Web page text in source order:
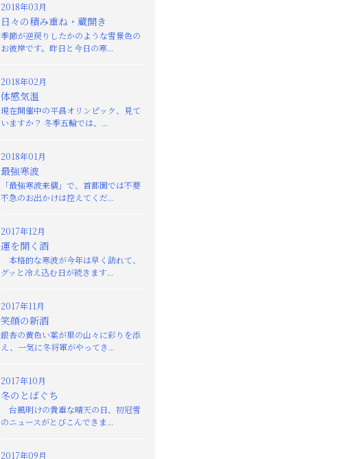
2018年03月
日々の積み重ね・蔵開き
季節が逆戻りしたかのような雪景色の
お彼岸です。昨日と今日の寒...
2018年02月
体感気温
現在開催中の平昌オリンピック、見て
いますか？ 冬季五輪では、...
2018年01月
最強寒波
「最強寒波来襲」で、首都圏では不要
不急のお出かけは控えてくだ...
2017年12月
運を開く酒
本格的な寒波が今年は早く訪れて、
グッと冷え込む日が続きます...
2017年11月
笑顔の新酒
銀杏の黄色い葉が里の山々に彩りを添
え、一気に冬将軍がやってき...
2017年10月
冬のとばぐち
台風明けの貴重な晴天の日、初冠雪
のニュースがとびこんできま...
2017年09月